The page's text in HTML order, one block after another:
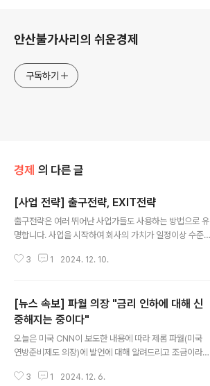
안산불가사리의 쉬운경제
구독하기
경제 의 다른 글
[사업 전략] 출구전략, EXIT전략
출구전략은 여러 뛰어난 사업가들도 사용하는 방법으로 유
명합니다. 사업을 시작하여 회사의 가치가 일정이상 수준
성장가능성이 높아 큰 자본조달이 필요한 기업, 등 여러기
전략 이렇게 4가지로 나누어서 설명드리겠습니다.1. 출구
전략 - 매각전략매각전략은 기업들중에 더 이상 본인의 힘
으로 성장시킬 수 없는 회사나 기업의 미래가치보다 현재
시장가치가 큰 기업들이 주로 쓰는 전략입니다. 이 전략에
핵심은 자신의 사업이 잘 나갈때 파는 것입니다. 매우 쉬운
것 같지만 어려운 이유는 자신의 사업을 객관적으로 보는
3 1 2024. 12. 10.
[뉴스 속보] 파월 의장 "금리 인하에 대해 신
중해지는 중이다"
오늘은 미국 CNN이 보도한 내용에 따라 제롬 파월(미국
연방준비제도 의장)에 발언에 대해 알려드리고 조금이라도
럽중앙은행 대응에 대해 면밀히 알아보겠습니다.1. 파월의
3 1 2024. 12. 6.